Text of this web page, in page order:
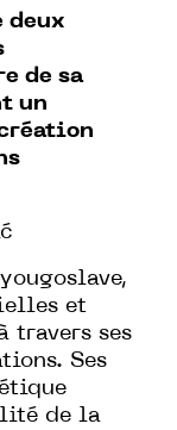
deux
de sa
un
et
travers ses
Ses
de la